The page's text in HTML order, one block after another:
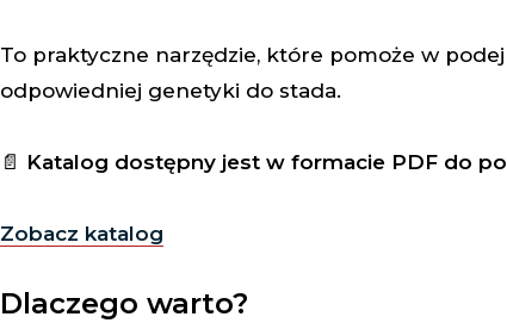
To praktyczne narzędzie, które pomoże w
odpowiedniej genetyki do stada.
📄 Katalog dostępny jest w formacie PDF do
Zobacz katalog
Dlaczego warto?